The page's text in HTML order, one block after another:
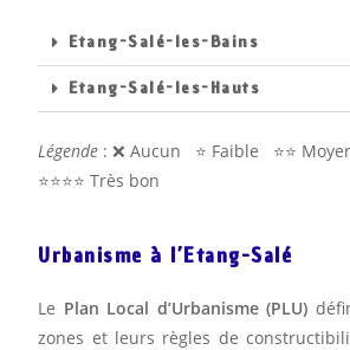
Etang-Salé-les-Bains
Etang-Salé-les-Hauts
Légende : ❌ Aucun ⭐️ Faible ⭐️⭐️
⭐️⭐️⭐️⭐️ Très bon
Urbanisme à l’Etang-Salé
Le Plan Local d’Urbanisme (PLU)
zones et leurs règles de